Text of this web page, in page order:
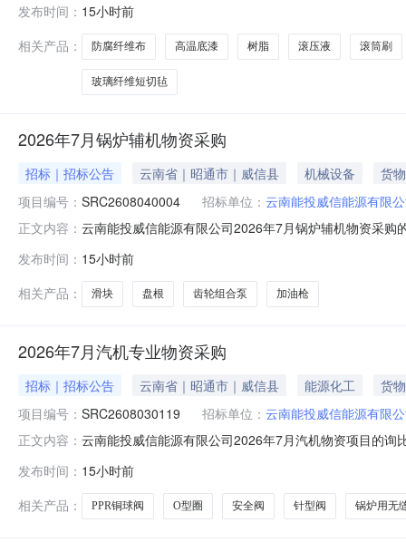
信息：标段名称标的名称规格型号计量单位数量品类备
发布时间： 15小时前
相关产品：
防腐纤维布 高温底漆 树脂 滚压液 滚筒刷
玻璃纤维短切毡
2026年7月锅炉辅机物资采购
招标｜招标公告 云南省｜昭通市｜威信县 机械设备
货物
项目编号： SRC2608040004 招标单位： 云南能投威信能源有限
正文内容： 云南能投威信能源有限公司2026年7月锅炉辅机物资采
量单位数量品类备注ByItem加油枪G3/411A把1.00油枪
发布时间： 15小时前
相关产品：
滑块 盘根 齿轮组合泵 加油枪
2026年7月汽机专业物资采购
招标｜招标公告 云南省｜昭通市｜威信县 能源化工
货物
项目编号： SRC2608030119 招标单位： 云南能投威信能源有限
正文内容： 云南能投威信能源有限公司2026年7月汽机物资项目的
单位数量品类备注ByItem针型阀IV18MBW316H/416-
发布时间： 15小时前
相关产品：
PPR铜球阀 O型圈 安全阀 针型阀 锅炉用无